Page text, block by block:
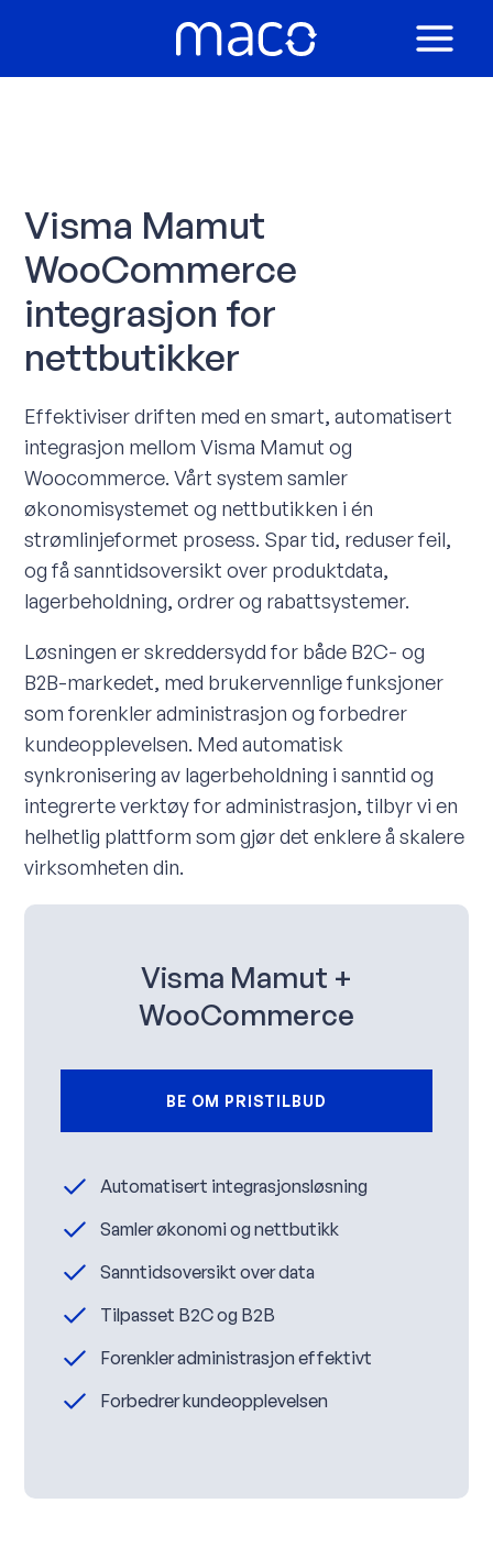
til
MAIN
Visma Mamut
WooCommerce
integrasjon for
nettbutikker
Effektiviser driften med en smart, automatisert
integrasjon mellom Visma Mamut og
Woocommerce. Vårt system samler
økonomisystemet og nettbutikken i én
strømlinjeformet prosess. Spar tid, reduser feil,
og få sanntidsoversikt over produktdata,
lagerbeholdning, ordrer og rabattsystemer.
Løsningen er skreddersydd for både B2C- og
B2B-markedet, med brukervennlige funksjoner
som forenkler administrasjon og forbedrer
kundeopplevelsen. Med automatisk
synkronisering av lagerbeholdning i sanntid og
integrerte verktøy for administrasjon, tilbyr vi en
helhetlig plattform som gjør det enklere å skalere
virksomheten din.
Visma Mamut +
WooCommerce
BE OM PRISTILBUD
Automatisert integrasjonsløsning
Samler økonomi og nettbutikk
Sanntidsoversikt over data
Tilpasset B2C og B2B
Forenkler administrasjon effektivt
Forbedrer kundeopplevelsen